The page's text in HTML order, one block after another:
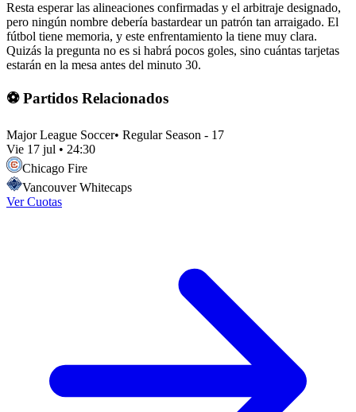
Resta esperar las alineaciones confirmadas y el arbitraje designado,
pero ningún nombre debería bastardear un patrón tan arraigado. El
fútbol tiene memoria, y este enfrentamiento la tiene muy clara.
Quizás la pregunta no es si habrá pocos goles, sino cuántas tarjetas
estarán en la mesa antes del minuto 30.
⚽ Partidos Relacionados
Major League Soccer• Regular Season - 17
Vie 17 jul • 24:30
Chicago Fire
Vancouver Whitecaps
Ver Cuotas